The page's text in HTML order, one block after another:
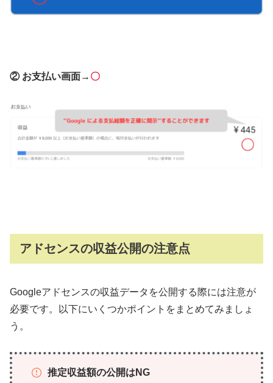
② お支払い画面→ 〇
アドセンスの収益公開の注意点
Googleアドセンスの収益データを公開する際には注意が
必要です。以下にいくつかポイントをまとめてみましょ
う。
推定収益額の公開はNG